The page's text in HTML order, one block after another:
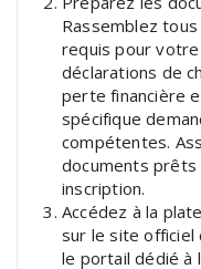
Rassemblez
requis pour
déclarations de
perte financière
spécifique
compétentes.
documents
inscription.
Accédez à la
sur le site officiel
le portail dédié à